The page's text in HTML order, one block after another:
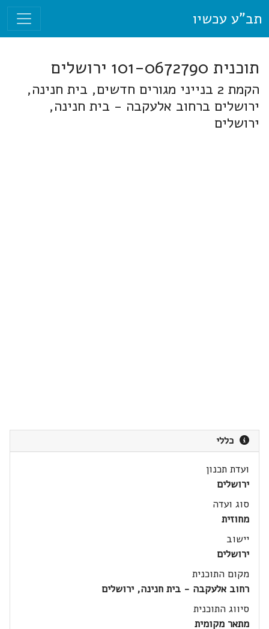
תב"ע עכשיו
תוכנית 101-0672790 ירושלים
הקמת 2 בנייני מגורים חדשים, בית חנינה,
ירושלים ברחוב אלעקבה - בית חנינה,
ירושלים
כללי
ועדת תכנון
ירושלים
סוג ועדה
מחוזית
יישוב
ירושלים
מקום התוכנית
רחוב אלעקבה - בית חנינה, ירושלים
סיווג התוכנית
מתאר מקומית